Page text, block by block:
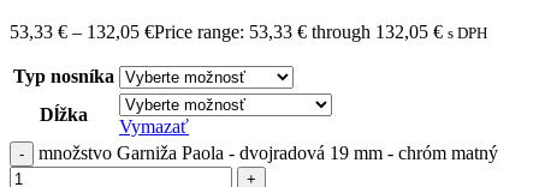
53,33 € – 132,05 €Price range: 53,33 € through 132,05 € s DPH
Typ nosníka
Dĺžka
Vymazať
množstvo Garniža Paola - dvojradová 19 mm - chróm matný